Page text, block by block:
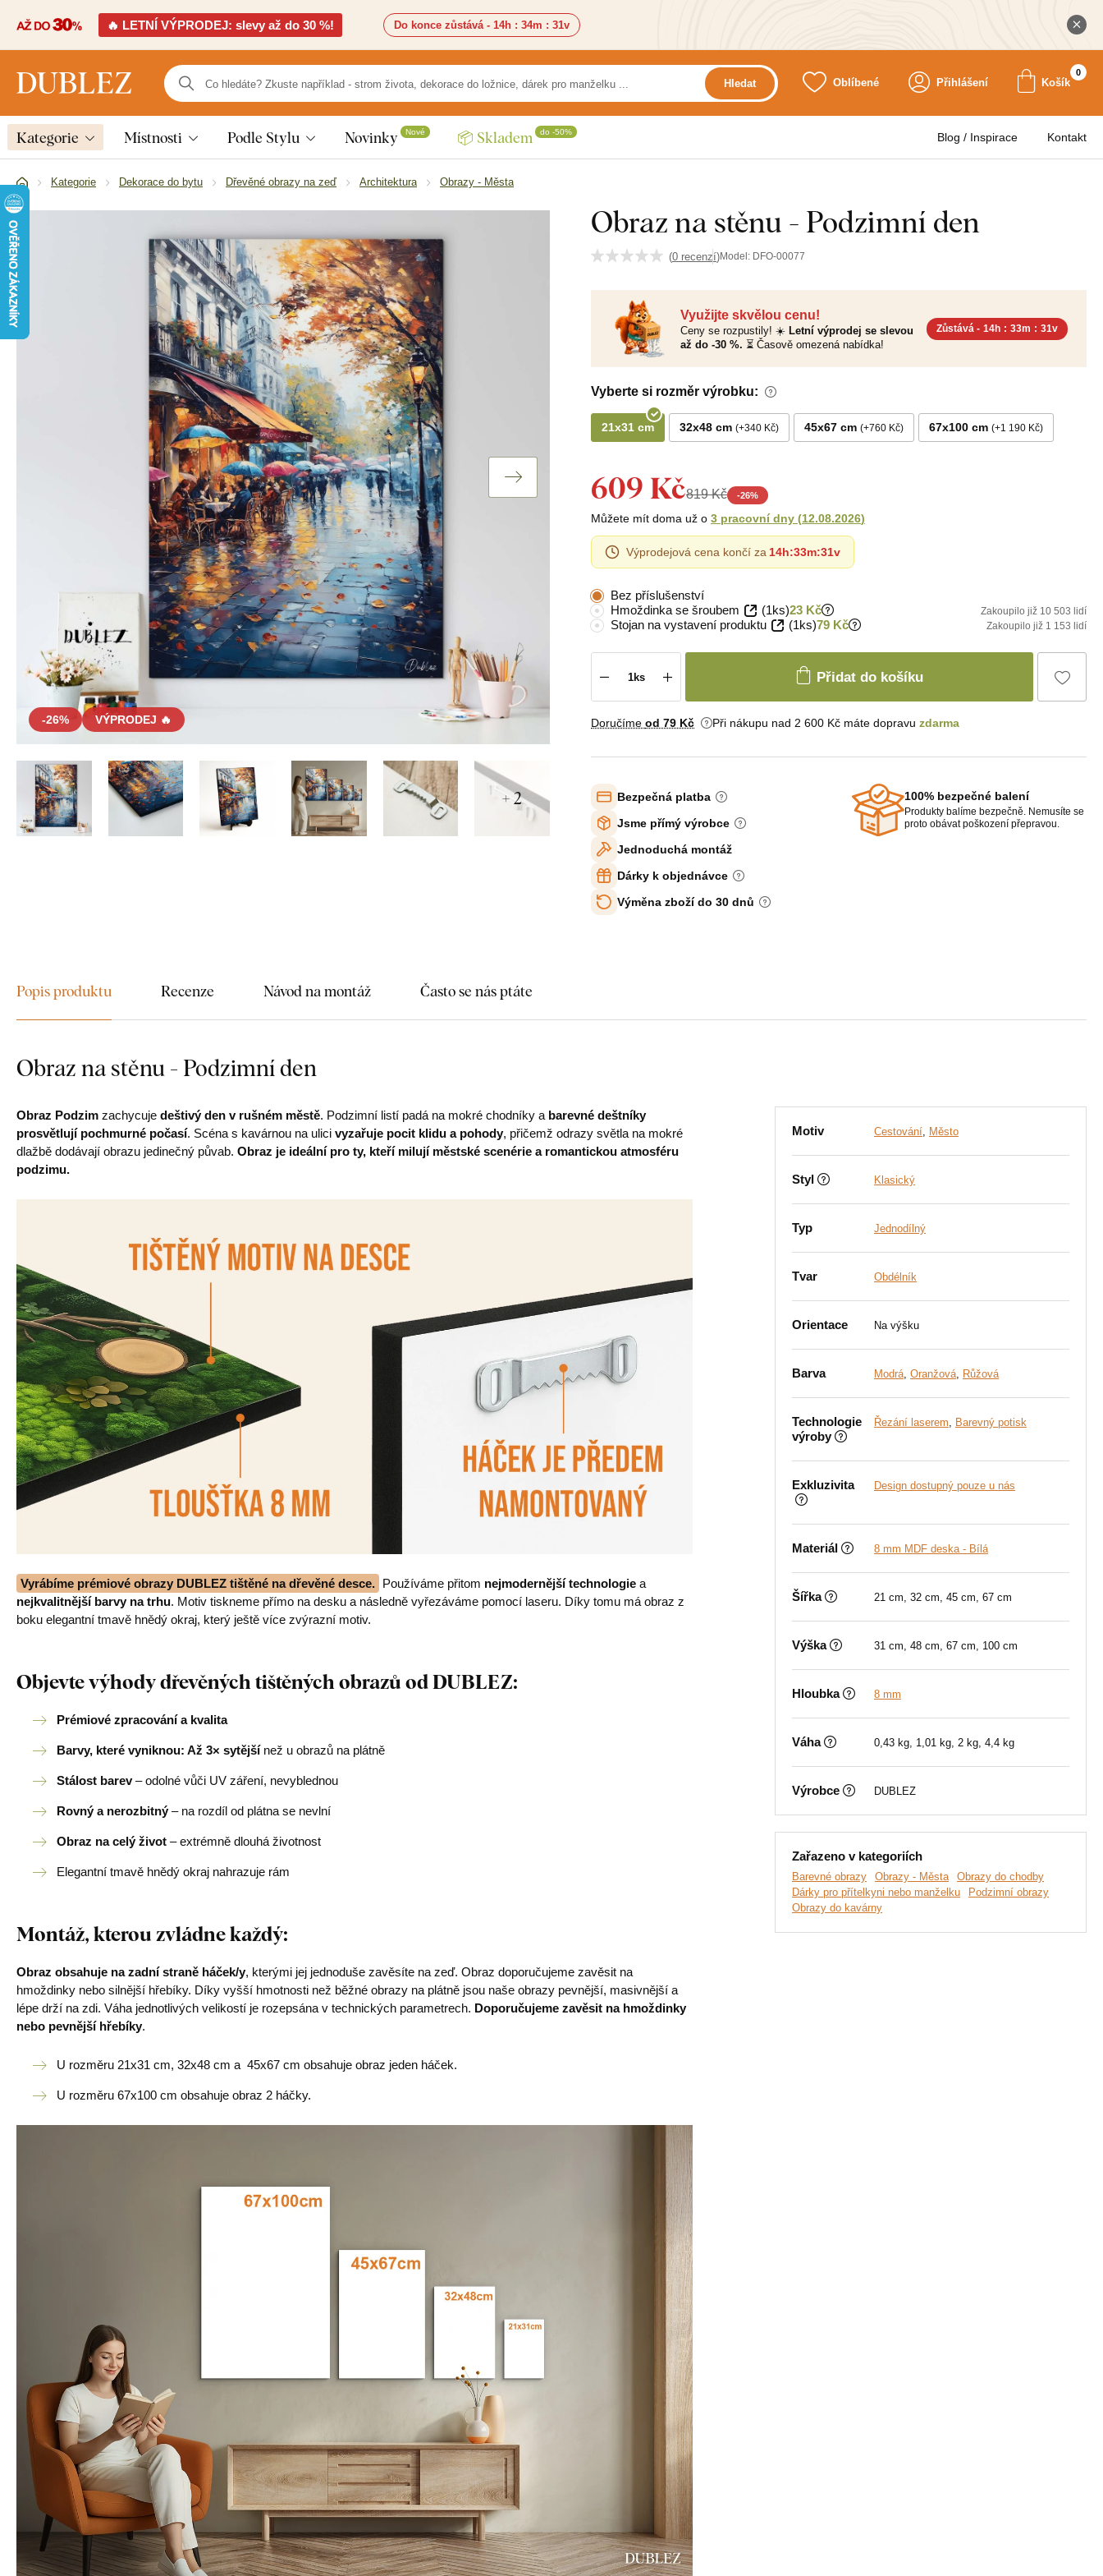
🔥 LETNÍ VÝPRODEJ: slevy až do 30 %! Do konce zůstává - 14h : 34m : 29v
Hledat Oblíbené Přihlášení Košík
0
Kategorie Místnosti Podle Stylu Novinky Nové 📦 Skladem do -50% Blog / Inspirace Kontakt
Kategorie Dekorace do bytu Dřevěné obrazy na zeď Architektura Obrazy - Města
Obraz na stěnu - Podzimní den
(0 recenzí)Model: DFO-00077
-26% VÝPRODEJ 🔥
+ 2
Využijte skvělou cenu!
Ceny se rozpustily! ☀️ Letní výprodej se slevou
až do -30 %. ⏳ Časově omezená nabídka!
Zůstává - 14h : 33m : 30v
Vyberte si rozměr výrobku:
21x31 cm 32x48 cm +340 Kč 45x67 cm +760 Kč 67x100 cm +1 190 Kč
609 Kč819 Kč -26%
Můžete mít doma už o 3 pracovní dny (12.08.2026)
Výprodejová cena končí za 14h:33m:30v
Bez příslušenství
Hmoždinka se šroubem
(1ks)23 Kč Zakoupilo již 10 503 lidí
Stojan na vystavení produktu (1ks)79 Kč Zakoupilo již 1 153 lidí
Přidat do košíku
Doručíme od 79 Kč Při nákupu nad 2 600 Kč máte dopravu zdarma
Bezpečná platba
Jsme přímý výrobce
Jednoduchá montáž
Dárky k objednávce
Výměna zboží do 30 dnů
100% bezpečné balení
Produkty balíme bezpečně. Nemusíte se
proto obávat poškození přepravou.
Popis produktu Recenze Návod na montáž Často se nás ptáte
Obraz na stěnu - Podzimní den
Obraz Podzim zachycuje deštivý den v rušném městě. Podzimní listí padá na mokré chodníky a barevné deštníky
prosvětlují pochmurné počasí. Scéna s kavárnou na ulici vyzařuje pocit klidu a pohody, přičemž odrazy světla na mokré
dlažbě dodávají obrazu jedinečný půvab. Obraz je ideální pro ty, kteří milují městské scenérie a romantickou atmosféru
podzimu.
Vyrábíme prémiové obrazy DUBLEZ tištěné na dřevěné desce. Používáme přitom nejmodernější technologie a
nejkvalitnější barvy na trhu. Motiv tiskneme přímo na desku a následně vyřezáváme pomocí laseru. Díky tomu má obraz z
boku elegantní tmavě hnědý okraj, který ještě více zvýrazní motiv.
Objevte výhody dřevěných tištěných obrazů od DUBLEZ:
Prémiové zpracování a kvalita
Barvy, které vyniknou: Až 3× sytějšínež u obrazů na plátně
Stálost barev– odolné vůči UV záření, nevyblednou
Rovný a nerozbitný – na rozdíl od plátna se nevlní
Obraz na celý život – extrémně dlouhá životnost
Elegantní tmavě hnědý okraj nahrazuje rám
Montáž, kterou zvládne každý:
Obraz obsahuje na zadní straně háček/y, kterými jej jednoduše zavěsíte na zeď. Obraz doporučujeme zavěsit na
hmoždinky nebo silnější hřebíky. Díky vyšší hmotnosti než běžné obrazy na plátně jsou naše obrazy pevnější, masivnější a
lépe drží na zdi. Váha jednotlivých velikostí je rozepsána v technických parametrech. Doporučujeme zavěsit na hmoždinky
nebo pevnější hřebíky.
U rozměru 21x31 cm, 32x48 cm a 45x67 cm obsahuje obraz jeden háček.
U rozměru 67x100 cm obsahuje obraz 2 háčky.
Motiv Cestování, Město
Styl Klasický
Typ Jednodílný
Tvar Obdélník
Orientace Na výšku
Barva Modrá, Oranžová, Růžová
Technologie
výroby
Řezání laserem, Barevný potisk
Exkluzivita Design dostupný pouze u nás
Materiál 8 mm MDF deska - Bílá
Šířka 21 cm, 32 cm, 45 cm, 67 cm
Výška 31 cm, 48 cm, 67 cm, 100 cm
Hloubka 8 mm
Váha 0,43 kg, 1,01 kg, 2 kg, 4,4 kg
Výrobce DUBLEZ
Zařazeno v kategoriích
Barevné obrazy Obrazy - Města
Obrazy do chodby
Dárky pro přítelkyni nebo manželku
Podzimní obrazy
Obrazy do kavárny